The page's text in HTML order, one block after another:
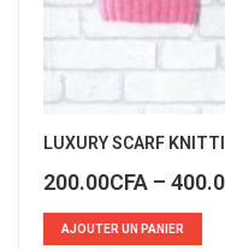
LUXURY SCARF
200.00CFA –
AJOUTER UN PANIER